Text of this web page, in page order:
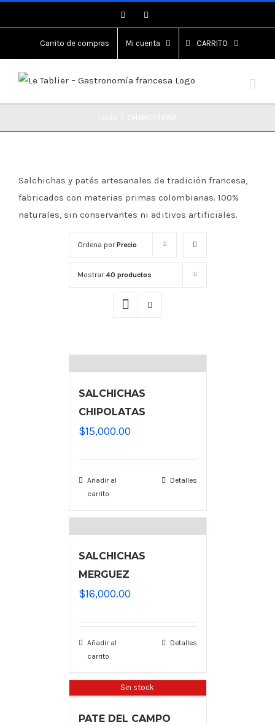
al
contenido
Instagram
Carrito de compras Mi cuenta CARRITO
Salchichas y patés artesanales de tradición francesa,
fabricados con materias primas colombianas. 100%
naturales, sin conservantes ni aditivos artificiales.
Ordena porPrecio
Mostrar40 productos
SALCHICHAS
CHIPOLATAS
$15,000.00
Añadir al
carrito
Detalles
SALCHICHAS
MERGUEZ
$16,000.00
Añadir al
carrito
Detalles
Sin stock
PATE DEL CAMPO